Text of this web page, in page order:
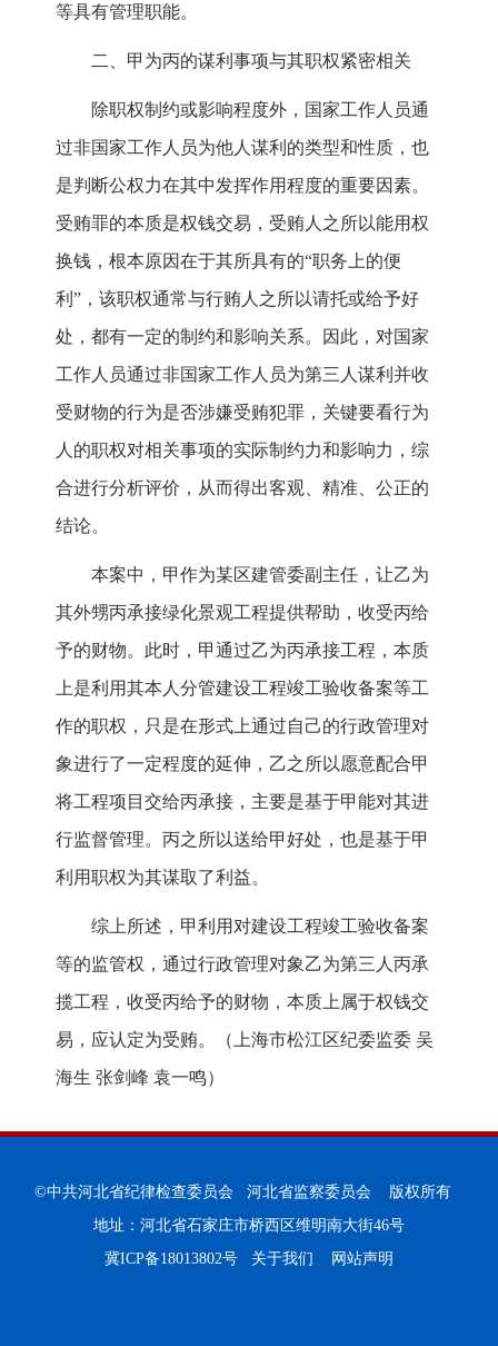
等具有管理职能。
二、甲为丙的谋利事项与其职权紧密相关
除职权制约或影响程度外，国家工作人员通
过非国家工作人员为他人谋利的类型和性质，也
是判断公权力在其中发挥作用程度的重要因素。
受贿罪的本质是权钱交易，受贿人之所以能用权
换钱，根本原因在于其所具有的“职务上的便
利”，该职权通常与行贿人之所以请托或给予好
处，都有一定的制约和影响关系。因此，对国家
工作人员通过非国家工作人员为第三人谋利并收
受财物的行为是否涉嫌受贿犯罪，关键要看行为
人的职权对相关事项的实际制约力和影响力，综
合进行分析评价，从而得出客观、精准、公正的
结论。
本案中，甲作为某区建管委副主任，让乙为
其外甥丙承接绿化景观工程提供帮助，收受丙给
予的财物。此时，甲通过乙为丙承接工程，本质
上是利用其本人分管建设工程竣工验收备案等工
作的职权，只是在形式上通过自己的行政管理对
象进行了一定程度的延伸，乙之所以愿意配合甲
将工程项目交给丙承接，主要是基于甲能对其进
行监督管理。丙之所以送给甲好处，也是基于甲
利用职权为其谋取了利益。
综上所述，甲利用对建设工程竣工验收备案
等的监管权，通过行政管理对象乙为第三人丙承
揽工程，收受丙给予的财物，本质上属于权钱交
易，应认定为受贿。（上海市松江区纪委监委 吴
海生 张剑峰 袁一鸣）
©中共河北省纪律检查委员会 河北省监察委员会 版权所有
地址：河北省石家庄市桥西区维明南大街46号
冀ICP备18013802号
关于我们 网站声明